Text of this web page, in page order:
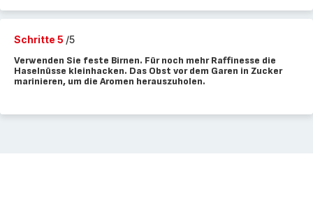
Schritte 5 /5
Verwenden Sie feste Birnen. Für noch mehr Raffinesse die
Haselnüsse kleinhacken. Das Obst vor dem Garen in Zucker
marinieren, um die Aromen herauszuholen.